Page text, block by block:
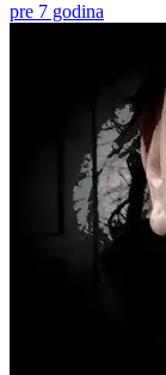
pre 7 godina